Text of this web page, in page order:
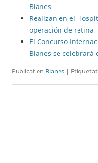
Blanes
Realizan en el
operación de retina
El Concurso
Blanes se celebrará
Publicat en Blanes | Etiquetat